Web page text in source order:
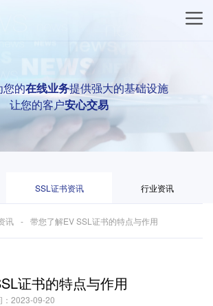
您的在线业务提供强大的基础设施
让您的客户安心交易
SSL证书资讯 行业资讯
讯 带您了解EV SSL证书的特点与作用
证书的特点与作用
：2023-09-20